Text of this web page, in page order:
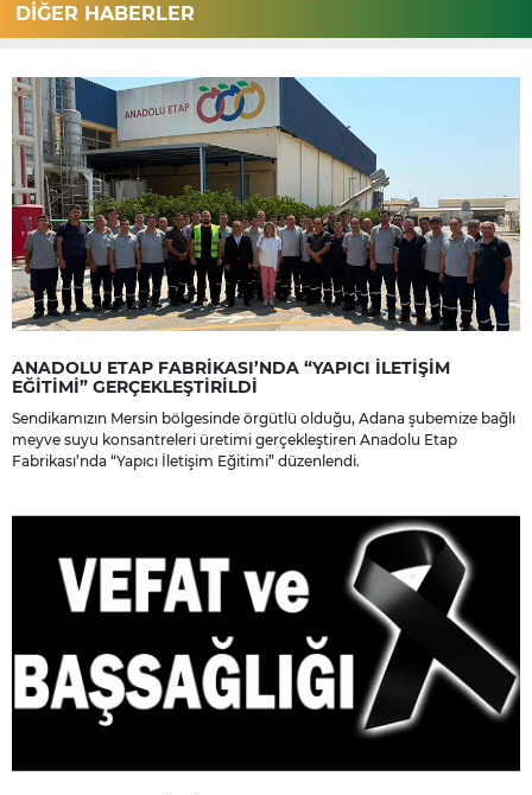
DİĞER HABERLER
ANADOLU ETAP FABRİKASI’NDA “YAPICI İLETİŞİM
EĞİTİMİ” GERÇEKLEŞTİRİLDİ
Sendikamızın Mersin bölgesinde örgütlü olduğu, Adana şubemize bağlı
meyve suyu konsantreleri üretimi gerçekleştiren Anadolu Etap
Fabrikası’nda “Yapıcı İletişim Eğitimi” düzenlendi.